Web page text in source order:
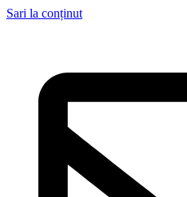
Sari la conținut